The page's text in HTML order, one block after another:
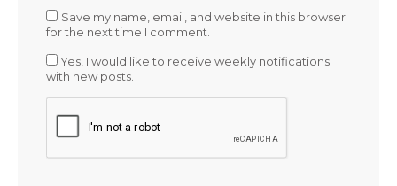
Save my name, email, and website in this browser
for the next time I comment.
Yes, I would like to receive weekly notifications
with new posts.